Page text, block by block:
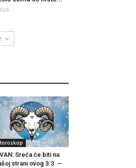
Sreća će biti na
strani ovog 3.3. –